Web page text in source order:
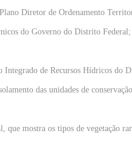
Diretor de Ordenamento
do Governo do Distrito
Integrado de Recursos Hídricos do
das unidades de
mostra os tipos de vegetação